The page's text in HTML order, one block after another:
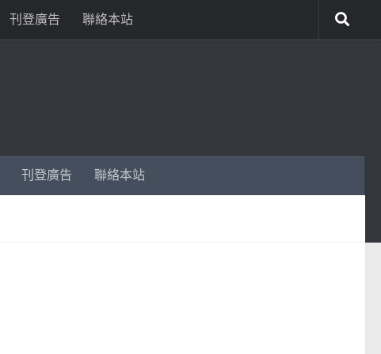
刊登廣告 聯絡本站
刊登廣告 聯絡本站